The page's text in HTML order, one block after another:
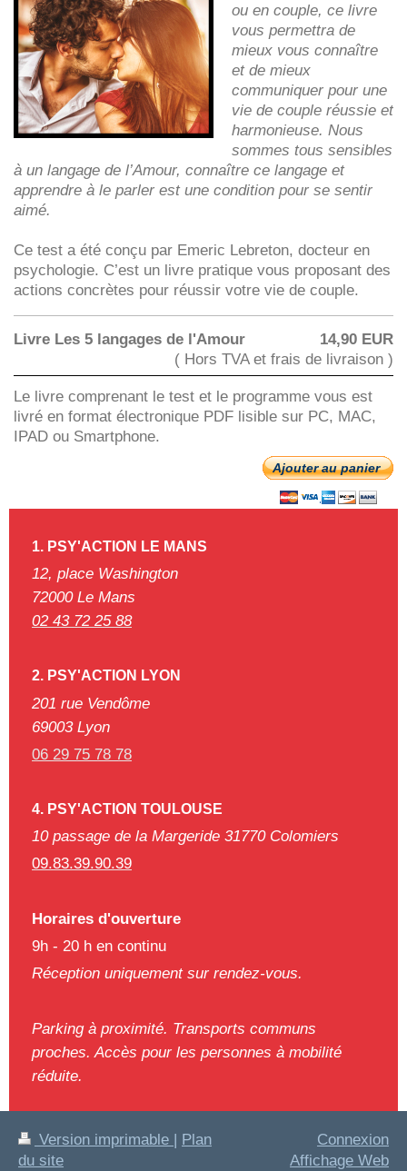
ou en couple, ce livre
vous permettra de
mieux vous connaître
et de mieux
communiquer pour une
vie de couple réussie et
harmonieuse. Nous
sommes tous sensibles
à un langage de l’Amour, connaître ce langage et
apprendre à le parler est une condition pour se sentir
aimé.
Ce test a été conçu par Emeric Lebreton, docteur en
psychologie. C’est un livre pratique vous proposant des
actions concrètes pour réussir votre vie de couple.
Livre Les 5 langages de l'Amour
14,90 EUR
( Hors TVA et frais de livraison )
Le livre comprenant le test et le programme vous est
livré en format électronique PDF lisible sur PC, MAC,
IPAD ou Smartphone.
Ajouter au panier
1. PSY'ACTION LE MANS
12, place Washington
72000 Le Mans
02 43 72 25 88
2. PSY'ACTION LYON
201 rue Vendôme
69003 Lyon
06 29 75 78 78
4. PSY'ACTION TOULOUSE
10 passage de la Margeride 31770 Colomiers
09.83.39.90.39
Horaires d'ouverture
9h - 20 h en continu
Réception uniquement sur rendez-vous.
Parking à proximité. Transports communs
proches. Accès pour les personnes à mobilité
réduite.
Version imprimable | Plan
du site
Connexion
Affichage Web